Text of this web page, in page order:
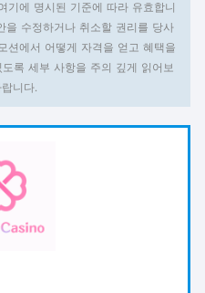
기에 명시된 기준에 따라 유효합니
을 수정하거나 취소할 권리를 당사
션에서 어떻게 자격을 얻고 혜택을
록 세부 사항을 주의 깊게 읽어보
니다.